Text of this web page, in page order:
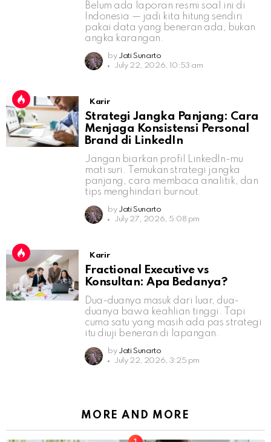
Belum ada laporan resmi soal ini di
Indonesia — jadi kita hitung sendiri
pakai data yang beneran ada, bukan
angka karangan.
by Jati Sunarto
July 22, 2026, 10:53 am
Karir
Strategi Jangka Panjang: Cara
Menjaga Konsistensi Personal
Brand di LinkedIn
Jangan biarkan profil LinkedIn-mu
mati suri. Temukan strategi jangka
panjang, cara membaca analitik, dan
tips menghindari burnout.
by Jati Sunarto
July 27, 2026, 5:08 pm
Karir
Fractional Executive vs
Konsultan: Apa Bedanya?
Dua-duanya masuk dari luar, dua-
duanya bawa keahlian tinggi. Tapi
cuma satu yang masih ada pas strategi
itu diuji beneran di lapangan.
by Jati Sunarto
July 22, 2026, 3:25 pm
MORE AND MORE